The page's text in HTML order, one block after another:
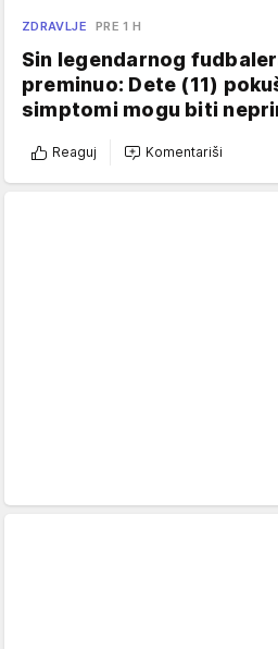
ZDRAVLJE PRE 1 H
Sin legendarnog
preminuo: Dete (11)
simptomi mogu biti
Reaguj Komentariši